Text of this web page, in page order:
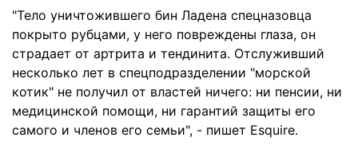
"Тело уничтожившего бин Ладена спецназовца
покрыто рубцами, у него повреждены глаза, он
страдает от артрита и тендинита. Отслуживший
несколько лет в спецподразделении "морской
котик" не получил от властей ничего: ни пенсии, ни
медицинской помощи, ни гарантий защиты его
самого и членов его семьи", - пишет Esquire.